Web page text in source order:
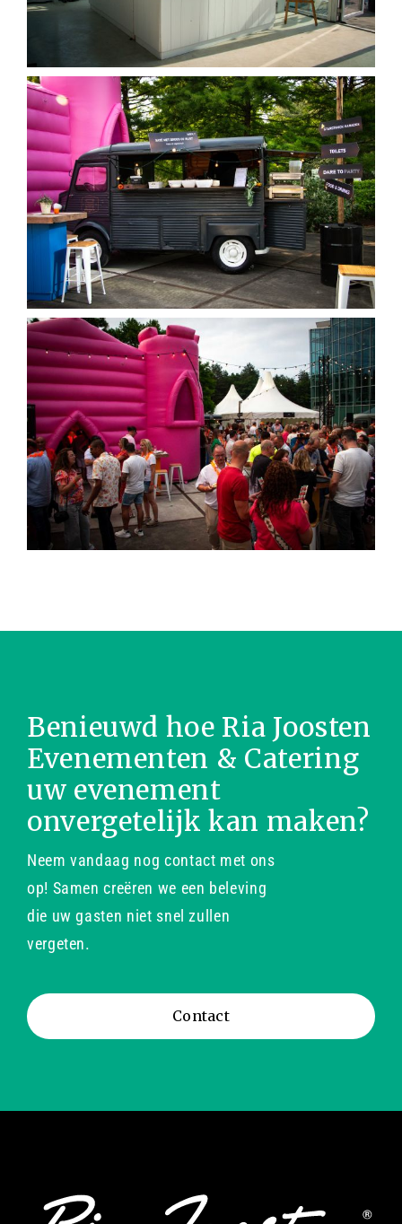
Benieuwd hoe Ria Joosten
Evenementen & Catering
uw evenement
onvergetelijk kan maken?
Neem vandaag nog contact met ons
op! Samen creëren we een beleving
die uw gasten niet snel zullen
vergeten.
Contact